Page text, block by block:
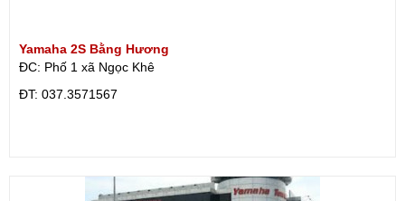
Yamaha 2S Bằng Hương
ĐC: Phố 1 xã Ngọc Khê
ÐT: 037.3571567